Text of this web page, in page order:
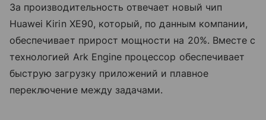
За производительность отвечает новый чип
Huawei Kirin XE90, который, по данным компании,
обеспечивает прирост мощности на 20%. Вместе с
технологией Ark Engine процессор обеспечивает
быструю загрузку приложений и плавное
переключение между задачами.